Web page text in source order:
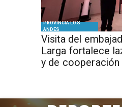
PROVINCIA LOS
ANDES
​Visita del
Larga fortalece
y de cooperación